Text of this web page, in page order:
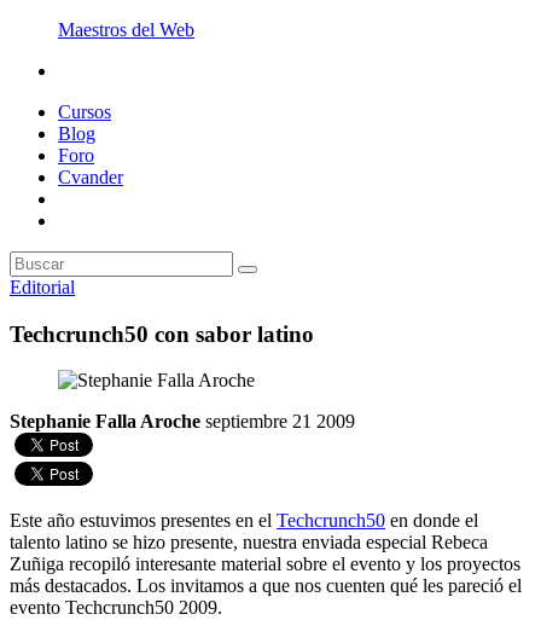
Maestros del Web
Cursos
Blog
Foro
Cvander
Editorial
Techcrunch50 con sabor latino
Stephanie Falla Aroche septiembre 21 2009
Este año estuvimos presentes en el Techcrunch50 en donde el
talento latino se hizo presente, nuestra enviada especial Rebeca
Zuñiga recopiló interesante material sobre el evento y los proyectos
más destacados. Los invitamos a que nos cuenten qué les pareció el
evento Techcrunch50 2009.